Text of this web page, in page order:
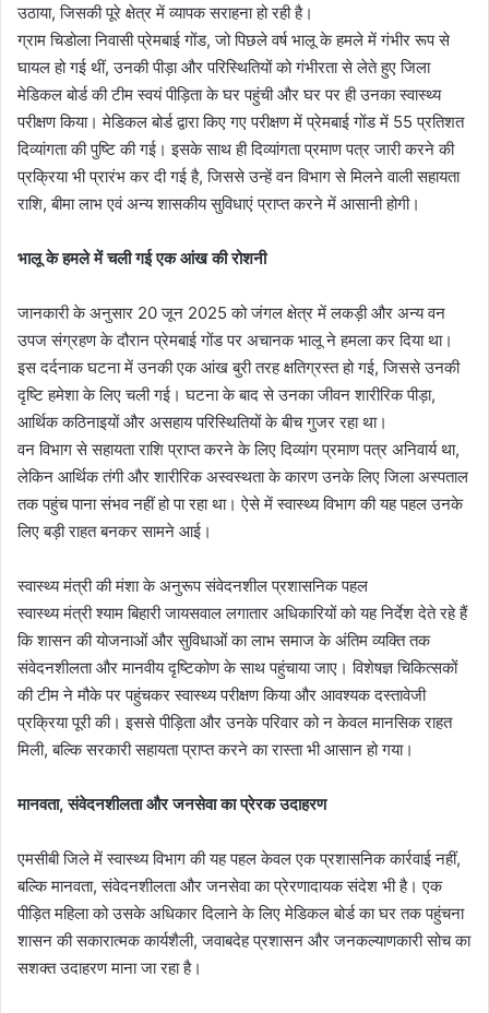
उठाया, जिसकी पूरे क्षेत्र में व्यापक सराहना हो रही है।
ग्राम चिडोला निवासी प्रेमबाई गोंड, जो पिछले वर्ष भालू के हमले में गंभीर रूप से
घायल हो गई थीं, उनकी पीड़ा और परिस्थितियों को गंभीरता से लेते हुए जिला
मेडिकल बोर्ड की टीम स्वयं पीड़िता के घर पहुंची और घर पर ही उनका स्वास्थ्य
परीक्षण किया। मेडिकल बोर्ड द्वारा किए गए परीक्षण में प्रेमबाई गोंड में 55 प्रतिशत
दिव्यांगता की पुष्टि की गई। इसके साथ ही दिव्यांगता प्रमाण पत्र जारी करने की
प्रक्रिया भी प्रारंभ कर दी गई है, जिससे उन्हें वन विभाग से मिलने वाली सहायता
राशि, बीमा लाभ एवं अन्य शासकीय सुविधाएं प्राप्त करने में आसानी होगी।
भालू के हमले में चली गई एक आंख की रोशनी
जानकारी के अनुसार 20 जून 2025 को जंगल क्षेत्र में लकड़ी और अन्य वन
उपज संग्रहण के दौरान प्रेमबाई गोंड पर अचानक भालू ने हमला कर दिया था।
इस दर्दनाक घटना में उनकी एक आंख बुरी तरह क्षतिग्रस्त हो गई, जिससे उनकी
दृष्टि हमेशा के लिए चली गई। घटना के बाद से उनका जीवन शारीरिक पीड़ा,
आर्थिक कठिनाइयों और असहाय परिस्थितियों के बीच गुजर रहा था।
वन विभाग से सहायता राशि प्राप्त करने के लिए दिव्यांग प्रमाण पत्र अनिवार्य था,
लेकिन आर्थिक तंगी और शारीरिक अस्वस्थता के कारण उनके लिए जिला अस्पताल
तक पहुंच पाना संभव नहीं हो पा रहा था। ऐसे में स्वास्थ्य विभाग की यह पहल उनके
लिए बड़ी राहत बनकर सामने आई।
स्वास्थ्य मंत्री की मंशा के अनुरूप संवेदनशील प्रशासनिक पहल
स्वास्थ्य मंत्री श्याम बिहारी जायसवाल लगातार अधिकारियों को यह निर्देश देते रहे हैं
कि शासन की योजनाओं और सुविधाओं का लाभ समाज के अंतिम व्यक्ति तक
संवेदनशीलता और मानवीय दृष्टिकोण के साथ पहुंचाया जाए। विशेषज्ञ चिकित्सकों
की टीम ने मौके पर पहुंचकर स्वास्थ्य परीक्षण किया और आवश्यक दस्तावेजी
प्रक्रिया पूरी की। इससे पीड़िता और उनके परिवार को न केवल मानसिक राहत
मिली, बल्कि सरकारी सहायता प्राप्त करने का रास्ता भी आसान हो गया।
मानवता, संवेदनशीलता और जनसेवा का प्रेरक उदाहरण
एमसीबी जिले में स्वास्थ्य विभाग की यह पहल केवल एक प्रशासनिक कार्रवाई नहीं,
बल्कि मानवता, संवेदनशीलता और जनसेवा का प्रेरणादायक संदेश भी है। एक
पीड़ित महिला को उसके अधिकार दिलाने के लिए मेडिकल बोर्ड का घर तक पहुंचना
शासन की सकारात्मक कार्यशैली, जवाबदेह प्रशासन और जनकल्याणकारी सोच का
सशक्त उदाहरण माना जा रहा है।